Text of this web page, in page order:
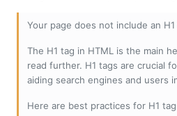
Your page does not include an H1
The H1 tag in HTML is the main
read further. H1 tags are crucial
aiding search engines and users
Here are best practices for H1